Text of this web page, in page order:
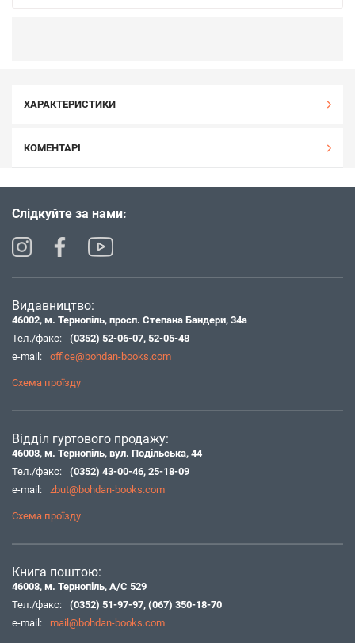
ХАРАКТЕРИСТИКИ
КОМЕНТАРІ
Слідкуйте за нами:
Видавництво:
46002, м. Тернопіль, просп. Степана Бандери, 34а
Тел./факс:
(0352) 52-06-07, 52-05-48
e-mail:
office@bohdan-books.com
Схема проїзду
Відділ гуртового продажу:
46008, м. Тернопіль, вул. Подільська, 44
Тел./факс:
(0352) 43-00-46, 25-18-09
e-mail:
zbut@bohdan-books.com
Схема проїзду
Книга поштою:
46008, м. Тернопіль, А/С 529
Тел./факс:
(0352) 51-97-97, (067) 350-18-70
e-mail:
mail@bohdan-books.com